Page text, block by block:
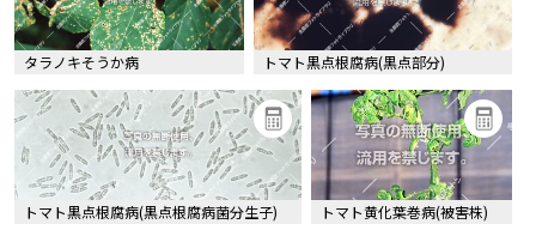
タラノキそうか病 トマト黒点根腐病(黒点部分)
トマト黒点根腐病(黒点根腐病菌分生子) トマト黄化葉巻病(被害株)